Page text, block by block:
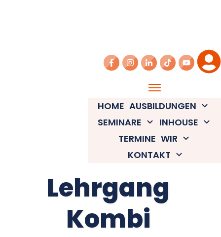
HOME AUSBILDUNGEN
SEMINARE
INHOUSE
TERMINE WIR
KONTAKT
Lehrgang
Kombi